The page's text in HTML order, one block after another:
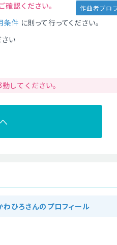
作曲者プロ
認ください。
条件 に則って行ってください。
い
してください。
わひろさんのプロフィール